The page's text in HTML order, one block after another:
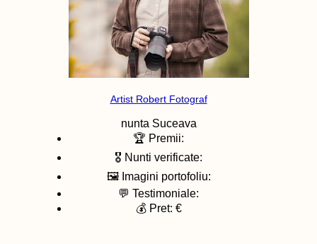
Artist Robert Fotograf
nunta Suceava
🏆 Premii:
🎖️ Nunti verificate:
🖼️ Imagini portofoliu:
💬 Testimoniale:
💰 Pret: €